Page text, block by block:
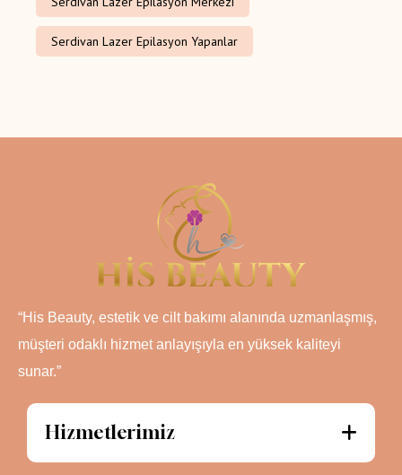
Serdivan Lazer Epilasyon Yapanlar
“His Beauty, estetik ve cilt bakımı alanında uzmanlaşmış,
müşteri odaklı hizmet anlayışıyla en yüksek kaliteyi
sunar.”
Hizmetlerimiz